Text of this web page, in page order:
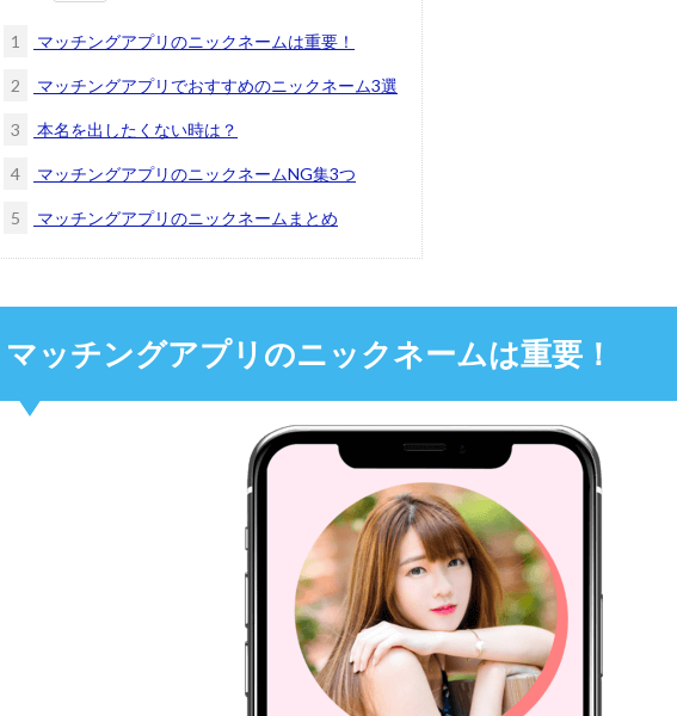
1 マッチングアプリのニックネームは重要！
2 マッチングアプリでおすすめのニックネーム3選
3 本名を出したくない時は？
4 マッチングアプリのニックネームNG集3つ
5 マッチングアプリのニックネームまとめ
マッチングアプリのニックネームは重要！